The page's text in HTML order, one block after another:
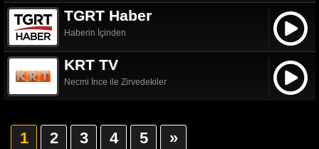
TGRT Haber
Haberin İçinden
KRT TV
Necmi İnce ile Zirvedekiler
1 2 3 4 5 »